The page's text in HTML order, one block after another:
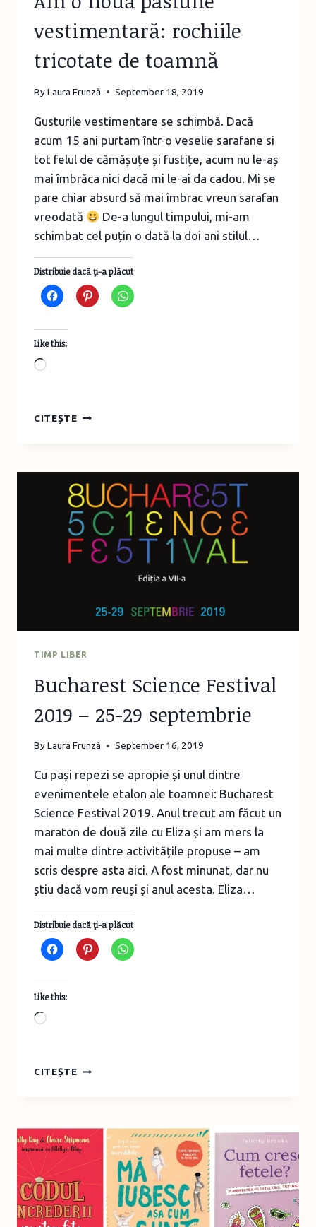
vestimentară: rochiile
tricotate de toamnă
ByLaura Frunză September 18, 2019
Gusturile vestimentare se schimbă. Dacă
acum 15 ani purtam într-o veselie sarafane si
tot felul de cămășuțe și fustițe, acum nu le-aș
mai îmbrăca nici dacă mi le-ai da cadou. Mi se
pare chiar absurd să mai îmbrac vreun sarafan
vreodată
De-a lungul timpului, mi-am
schimbat cel puțin o dată la doi ani stilul…
Distribuie dacă ţi-a plăcut
Like this:
Loading…
CITEȘTEAM
VESTIMENTARĂ:
ROCHIILE
TRICOTATE
DE
TOAMNĂ
TIMP LIBER
Bucharest Science Festival
2019 – 25-29 septembrie
ByLaura Frunză September 16, 2019
Cu pași repezi se apropie și unul dintre
evenimentele etalon ale toamnei: Bucharest
Science Festival 2019. Anul trecut am făcut un
maraton de două zile cu Eliza și am mers la
mai multe dintre activitățile propuse – am
scris despre asta aici. A fost minunat, dar nu
știu dacă vom reuși și anul acesta. Eliza…
Distribuie dacă ţi-a plăcut
Like this:
Loading…
CITEȘTEBUCHAREST
–
25-
29
SEPTEMBRIE